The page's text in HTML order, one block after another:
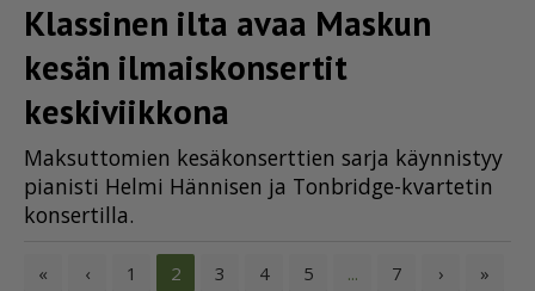
Klassinen ilta avaa Maskun
kesän ilmais­kon­sertit
keskiviikkona
Mak­sut­to­mien ke­sä­kon­sert­tien sar­ja käyn­nis­tyy
pi­a­nis­ti Hel­mi Hän­ni­sen ja Tonb­rid­ge-kvar­te­tin
kon­ser­til­la.
« ‹ 1 2 3 4 5 ... 7 › »